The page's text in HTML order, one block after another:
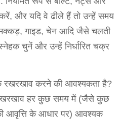
और यदि वे ढीले हैं तो उन्हें समय
गाइड, चेन आदि जैसे चलती
चुनें और उन्हें निर्धारित चक्र
रखरखाव करने की आवश्यकता है?
रखरखाव हर कुछ समय में (जैसे कुछ
आवृत्ति के आधार पर) आवश्यक